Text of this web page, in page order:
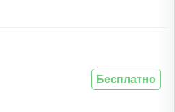
Бесплатно